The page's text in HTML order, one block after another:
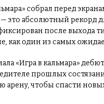
собрал перед
это абсолютный рекорд
после выхода
как один из самых
«Игра в кальмара»
прошлых
арену, чтобы спасти